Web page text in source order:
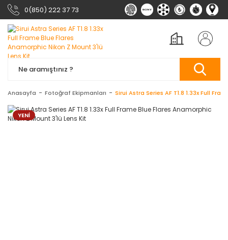
0(850) 222 37 73
Anasayfa Fotoğraf Ekipmanları Sirui Astra Series AF T1.8 1.33x Full
YENİ